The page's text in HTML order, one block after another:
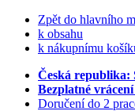
Zpět do hlavního
k obsahu
k nákupnímu
Česká republika:
Bezplatné
Doručení do 2